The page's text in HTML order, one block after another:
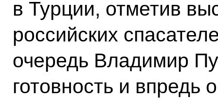
в Турции, отметив
российских
очередь Владимир
готовность и впредь